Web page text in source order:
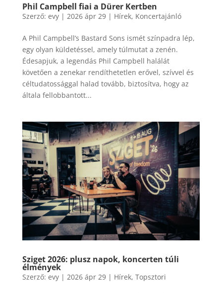
Phil Campbell fiai a Dürer Kertben
Szerző: evy| 2026 ápr 29| Hírek, Koncertajánló
A Phil Campbell’s Bastard Sons ismét színpadra lép,
egy olyan küldetéssel, amely túlmutat a zenén.
Édesapjuk, a legendás Phil Campbell halálát
követően a zenekar rendíthetetlen erővel, szívvel és
céltudatossággal halad tovább, biztosítva, hogy az
általa fellobbantott...
Sziget 2026: plusz napok, koncerten túli
élmények
Szerző: evy| 2026 ápr 29| Hírek, Topsztori